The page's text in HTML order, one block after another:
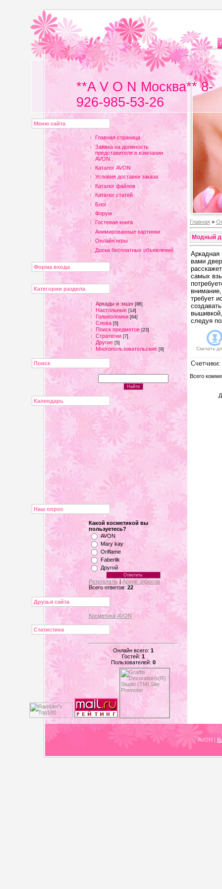
**A V O N Москва** 8-
926-985-53-26
Меню сайта
Главная страница
Заявка на должность
представителя в компании
AVON .
Каталог AVON
Условия доставки заказа
Каталог файлов
Каталог статей
Блог
Форум
Гостевая книга
Анимированные картинки
Онлайн игры
Доска бесплатных объявлений
Форма входа
Категории раздела
Аркады и экшн [86]
Настольные [14]
Головоломки [64]
Слова [5]
Поиск предметов [23]
Стратегии [7]
Другие [5]
Многопользовательские [9]
Поиск
Календарь
Наш опрос
Какой косметикой вы
пользуетесь?
AVON
Mary kay
Oriflame
Faberlik
Другой
Результаты |Архив опросов
Всего ответов: 22
Друзья сайта
Косметика AVON
Статистика
Онлайн всего: 1
Гостей: 1
Пользователей: 0
Главная»
Модный
Аркадная
вами
самых
требует
следуя
Скачать
Счетчики:
Всего
AVON|